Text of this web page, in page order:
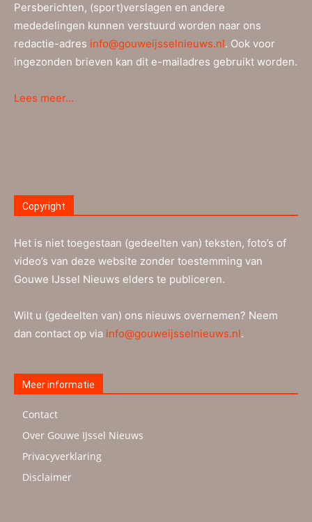
Persberichten, (sport)verslagen en andere
mededelingen kunnen verstuurd worden naar ons
redactie-adres info@gouweijsselnieuws.nl. Ook voor
ingezonden brieven kan dit e-mailadres gebruikt worden.
Lees meer…
Copyright
Het is niet toegestaan (gedeelten van) teksten, foto’s of
video’s van deze website zonder toestemming van
Gouwe IJssel Nieuws elders te publiceren.
Wilt u (gedeelten van) ons nieuws overnemen? Neem
dan contact op via info@gouweijsselnieuws.nl.
Meer informatie
Contact
Over Gouwe IJssel Nieuws
Privacyverklaring
Disclaimer